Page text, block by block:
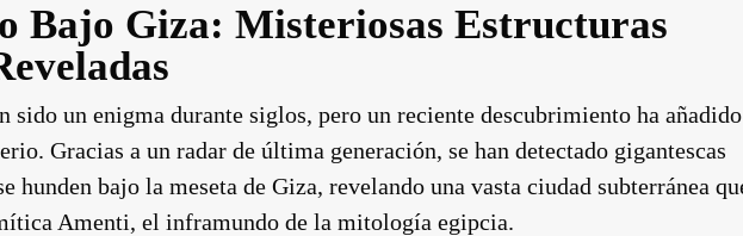
Bajo Giza: Misteriosas Estructuras
sido un enigma durante siglos, pero un reciente descubrimiento ha añadido
Gracias a un radar de última generación, se han detectado gigantescas
hunden bajo la meseta de Giza, revelando una vasta ciudad subterránea
Amenti, el inframundo de la mitología egipcia.